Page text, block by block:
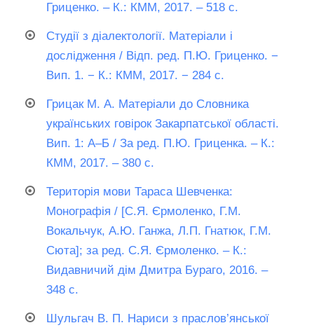
Гриценко. – К.: КММ, 2017. – 518 с.
Студії з діалектології. Матеріали і
дослідження / Відп. ред. П.Ю. Гриценко. −
Вип. 1. − К.: КММ, 2017. − 284 с.
Грицак М. А. Матеріали до Словника
українських говірок Закарпатської області.
Вип. 1: А–Б / За ред. П.Ю. Гриценка. – К.:
КММ, 2017. – 380 с.
Територія мови Тараса Шевченка:
Монографія / [С.Я. Єрмоленко, Г.М.
Вокальчук, А.Ю. Ганжа, Л.П. Гнатюк, Г.М.
Сюта]; за ред. С.Я. Єрмоленко. – К.:
Видавничий дім Дмитра Бураго, 2016. –
348 с.
Шульгач В. П. Нариси з праслов’янської